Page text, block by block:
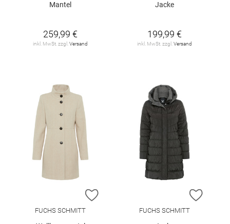
Mantel
259,99 €
inkl. MwSt. zzgl.Versand
Jacke
199,99 €
inkl. MwSt. zzgl.Versand
ZUR WUNSCHLISTE HINZUFÜGEN
FUCHS SCHMITT
ZUR
FUCHS SCHMITT